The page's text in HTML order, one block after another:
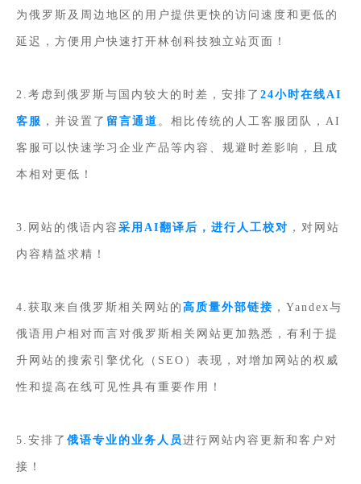
为俄罗斯及周边地区的用户提供更快的访问速度和更低的
延迟，方便用户快速打开林创科技独立站页面！
2.考虑到俄罗斯与国内较大的时差，安排了 24小时在线AI
客服 ，并设置了 留言通道 。 相比传统的人工客服团队，AI
客服可以快速学习企业产品等内容、规避时差影响，且成
本相对更低！
3.网站的俄语内容 采用AI翻译后，进行人工校对 ，对网站
内容精益求精！
4.获取来自俄罗斯相关网站的 高质量外部链接 ，Yandex与
俄语用户相对而言对俄罗斯相关网站更加熟悉，有利于提
升网站的搜索引擎优化（SEO）表现，对增加网站的权威
性和提高在线可见性具有重要作用！
5.安排了 俄语专业的业务人员 进行网站内容更新和客户对
接！